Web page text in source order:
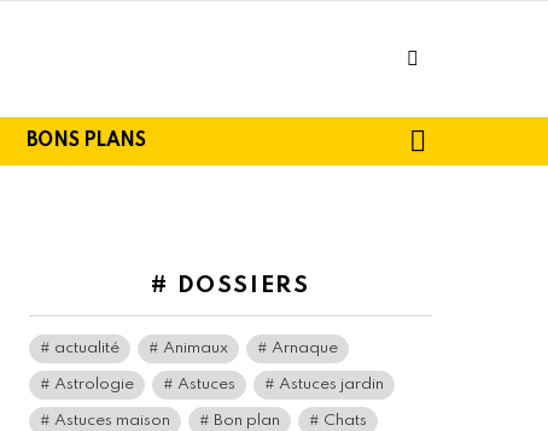
BONS PLANS
# DOSSIERS
actualité Animaux Arnaque
Astrologie Astuces Astuces jardin
Astuces maison Bon plan Chats